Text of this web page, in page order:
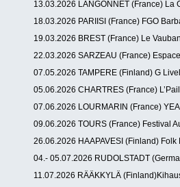
13.03.2026 LANGONNET (France) La
18.03.2026 PARIISI (France) FGO
19.03.2026 BREST (France) Le
22.03.2026 SARZEAU (France) Espace
07.05.2026 TAMPERE (Finland) G
05.06.2026 CHARTRES (France)
07.06.2026 LOURMARIN (France)
09.06.2026 TOURS (France) Festival
26.06.2026 HAAPAVESI (Finland) Folk
04.- 05.07.2026 RUDOLSTADT
11.07.2026 RÄÄKKYLÄ